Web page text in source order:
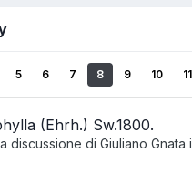
5 6 7 8 9 10 11
(Ehrh.) Sw.1800.
discussione di Giuliano Gnata